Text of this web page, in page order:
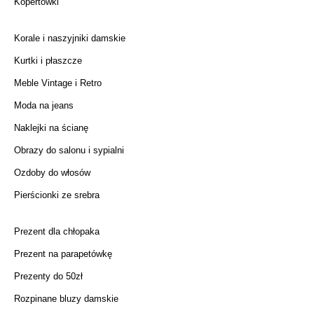
Korale i naszyjniki damskie
Kurtki i płaszcze
Meble Vintage i Retro
Moda na jeans
Naklejki na ścianę
Obrazy do salonu i sypialni
Ozdoby do włosów
Pierścionki ze srebra
Prezent dla chłopaka
Prezent na parapetówkę
Prezenty do 50zł
Rozpinane bluzy damskie